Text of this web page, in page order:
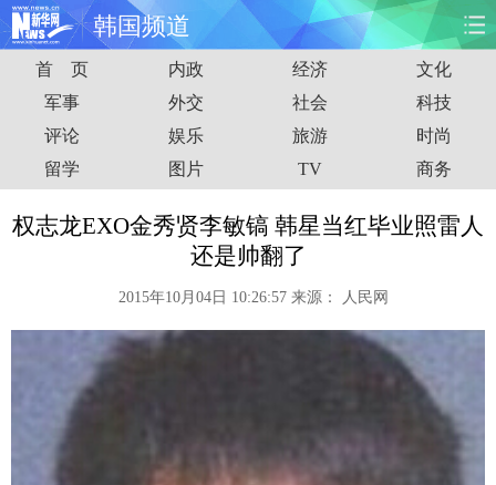
韩国频道
首页 时政 国际 财经
娱乐 体育 人事 教育
时尚 思客 地方 法治
台湾 华人
能源 房产
数据
军事
首 页 内政 经济
文化
军事
外交 社会
科技
评论
娱乐 旅游
时尚
留学
图片 TV 商务
权志龙EXO金秀贤李敏镐 韩星当红毕业照雷人
还是帅翻了
2015年10月04日 10:26:57 来源： 人民网